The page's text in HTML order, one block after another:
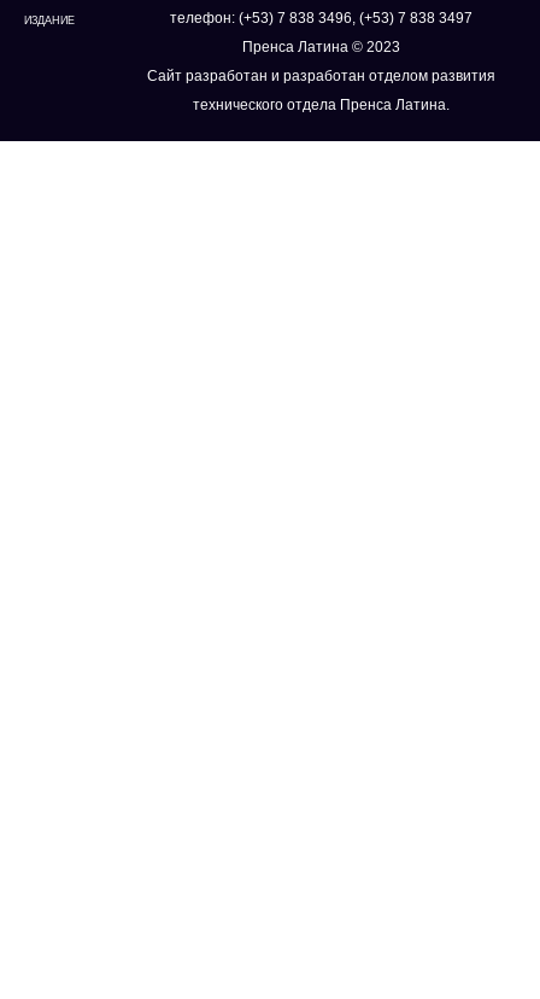
ИЗДАНИЕ
телефон: (+53) 7 838 3496, (+53) 7 838 3497
Пренса Латина © 2023
Сайт разработан и разработан отделом развития
технического отдела Пренса Латина.